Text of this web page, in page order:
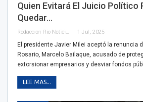
Quien Evitará El Juicio Político
Quedar…
Redaccion Rio Noticias 1 Jul, 2025
El presidente Javier Milei aceptó la renuncia
Rosario, Marcelo Bailaque, acusado de
extorsionar empresarios y desviar fondos
LEE MAS...